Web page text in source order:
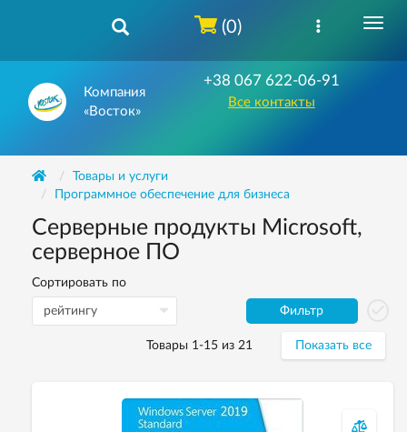
Компания
«Восток»
+38 067 622-06-91
Все контакты
(0)
Товары и услуги
Программное обеспечение для бизнеса
Серверные продукты Microsoft,
серверное ПО
Сортировать по
Фильтр
Товары 1-15 из 21 Показать все